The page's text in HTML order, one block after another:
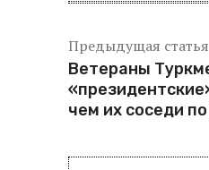
Предыдущая статья
Ветераны
чем их соседи